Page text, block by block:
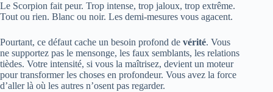
Le Scorpion fait peur. Trop intense, trop jaloux, trop extrême.
Tout ou rien. Blanc ou noir. Les demi-mesures vous agacent.
Pourtant, ce défaut cache un besoin profond de vérité. Vous
ne supportez pas le mensonge, les faux semblants, les relations
tièdes. Votre intensité, si vous la maîtrisez, devient un moteur
pour transformer les choses en profondeur. Vous avez la force
d’aller là où les autres n’osent pas regarder.